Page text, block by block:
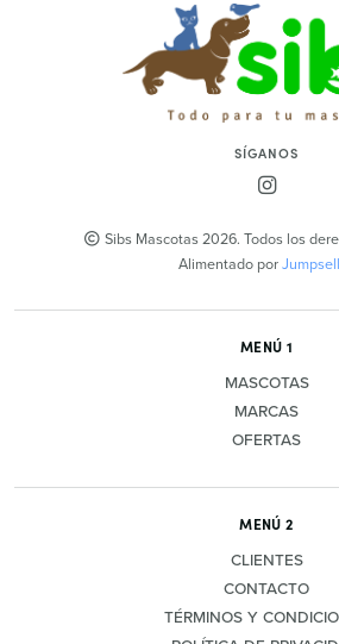
SÍGANOS
Sibs Mascotas 2026. Todos los
Alimentado por
MENÚ 1
MASCOTAS
MARCAS
OFERTAS
MENÚ 2
CLIENTES
CONTACTO
TÉRMINOS Y